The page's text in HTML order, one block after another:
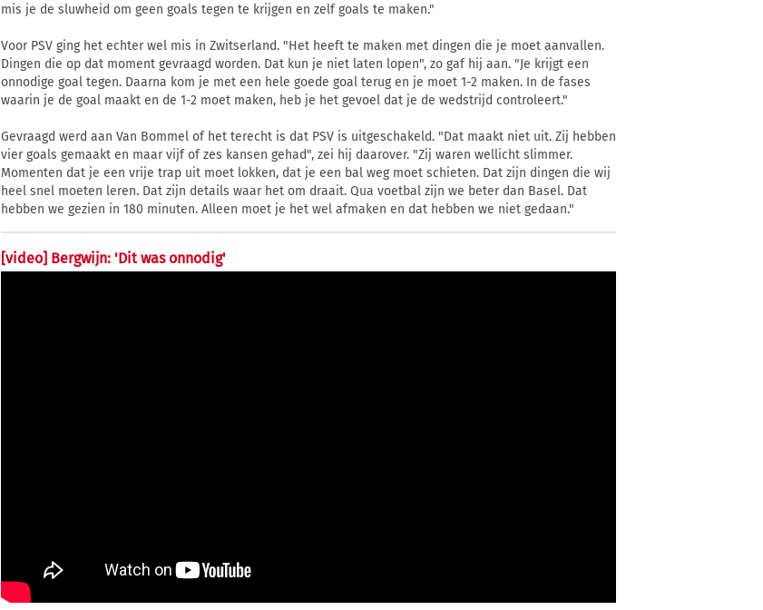
mis je de sluwheid om geen goals tegen te krijgen en zelf goals te maken."
Voor PSV ging het echter wel mis in Zwitserland. "Het heeft te maken met dingen die je moet aanvallen.
Dingen die op dat moment gevraagd worden. Dat kun je niet laten lopen", zo gaf hij aan. "Je krijgt een
onnodige goal tegen. Daarna kom je met een hele goede goal terug en je moet 1-2 maken. In de fases
waarin je de goal maakt en de 1-2 moet maken, heb je het gevoel dat je de wedstrijd controleert."
Gevraagd werd aan Van Bommel of het terecht is dat PSV is uitgeschakeld. "Dat maakt niet uit. Zij hebben
vier goals gemaakt en maar vijf of zes kansen gehad", zei hij daarover. "Zij waren wellicht slimmer.
Momenten dat je een vrije trap uit moet lokken, dat je een bal weg moet schieten. Dat zijn dingen die wij
heel snel moeten leren. Dat zijn details waar het om draait. Qua voetbal zijn we beter dan Basel. Dat
hebben we gezien in 180 minuten. Alleen moet je het wel afmaken en dat hebben we niet gedaan."
[video] Bergwijn: 'Dit was onnodig'